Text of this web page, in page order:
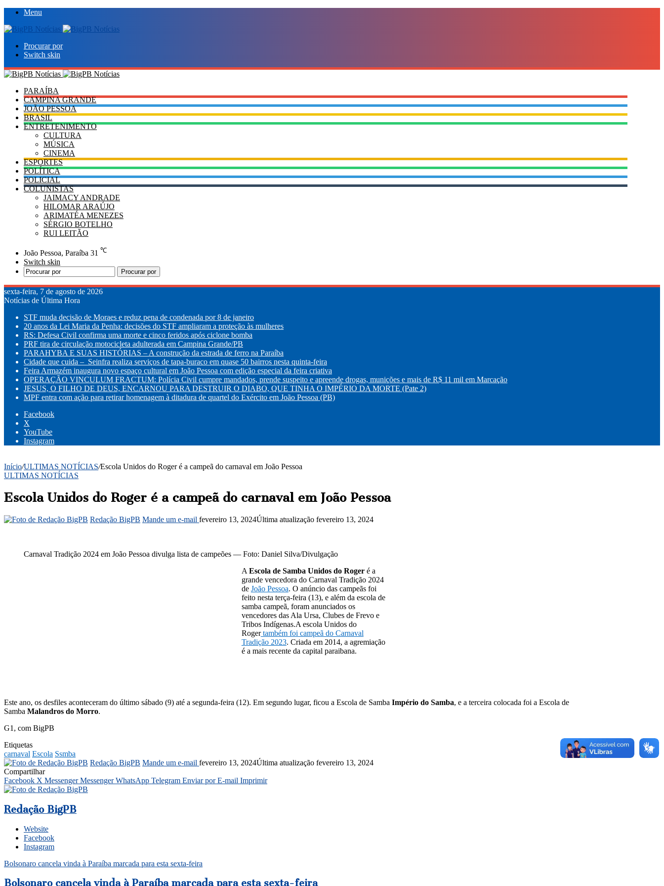
Menu
Procurar por
Switch skin
PARAÍBA
CAMPINA GRANDE
JOÃO PESSOA
BRASIL
ENTRETENIMENTO
CULTURA
MÚSICA
CINEMA
ESPORTES
POLÍTICA
POLICIAL
COLUNISTAS
JAIMACY ANDRADE
HILOMAR ARAÚJO
ARIMATÉA MENEZES
SÉRGIO BOTELHO
RUI LEITÃO
João Pessoa, Paraíba 31 ℃
Switch skin
Procurar por
sexta-feira, 7 de agosto de 2026
Notícias de Última Hora
STF muda decisão de Moraes e reduz pena de condenada por 8 de janeiro
20 anos da Lei Maria da Penha: decisões do STF ampliaram a proteção às mulheres
RS: Defesa Civil confirma uma morte e cinco feridos após ciclone bomba
PRF tira de circulação motocicleta adulterada em Campina Grande/PB
PARAHYBA E SUAS HISTÓRIAS – A construção da estrada de ferro na Paraíba
Cidade que cuida – Seinfra realiza serviços de tapa-buraco em quase 50 bairros nesta quinta-feira
Feira Armazém inaugura novo espaço cultural em João Pessoa com edição especial da feira criativa
OPERAÇÃO VINCULUM FRACTUM: Polícia Civil cumpre mandados, prende suspeito e apreende drogas, munições e mais de R$ 11 mil em Marcação
JESUS, O FILHO DE DEUS, ENCARNOU PARA DESTRUIR O DIABO, QUE TINHA O IMPÉRIO DA MORTE (Pate 2)
MPF entra com ação para retirar homenagem à ditadura de quartel do Exército em João Pessoa (PB)
Facebook
X
YouTube
Instagram
Início/ULTIMAS NOTÍCIAS/Escola Unidos do Roger é a campeã do carnaval em João Pessoa
ULTIMAS NOTÍCIAS
Escola Unidos do Roger é a campeã do carnaval em João Pessoa
Redação BigPB Mande um e-mail fevereiro 13, 2024Última atualização fevereiro 13, 2024
Carnaval Tradição 2024 em João Pessoa divulga lista de campeões — Foto: Daniel Silva/Divulgação
A Escola de Samba Unidos do Rogeré a
grande vencedora do Carnaval Tradição 2024
de João Pessoa. O anúncio das campeãs foi
feito nesta terça-feira (13), e além da escola de
samba campeã, foram anunciados os
vencedores das Ala Ursa, Clubes de Frevo e
Tribos Indígenas.A escola Unidos do
Rogertambém foi campeã do Carnaval
Tradição 2023. Criada em 2014, a agremiação
é a mais recente da capital paraibana.
Este ano, os desfiles aconteceram do último sábado (9) até a segunda-feira (12). Em segundo lugar, ficou a Escola de Samba Império do Samba, e a terceira colocada foi a Escola de
Samba Malandros do Morro.
G1, com BigPB
Etiquetas
carnaval Escola Ssmba
Redação BigPB Mande um e-mail fevereiro 13, 2024Última atualização fevereiro 13, 2024
Compartilhar
Facebook X Messenger Messenger WhatsApp Telegram Enviar por E-mail Imprimir
Redação BigPB
Website
Facebook
Instagram
Bolsonaro cancela vinda à Paraíba marcada para esta sexta-feira
Bolsonaro cancela vinda à Paraíba marcada para esta sexta-feira